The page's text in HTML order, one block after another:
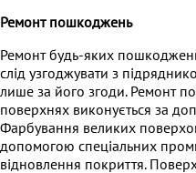
Ремонт пошкоджень
Ремонт будь-яких
слід узгоджувати з
лише за його згоди. Ремонт
поверхнях виконується за
Фарбування великих
допомогою спеціальних
відновлення покриття.